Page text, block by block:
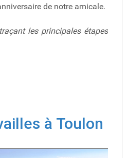
de notre amicale.
les principales étapes
à Toulon